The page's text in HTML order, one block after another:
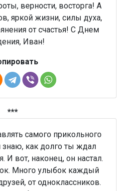
верности, восторга! А
яркой жизни, силы духа,
от счастья! С Днем
Иван!
***
самого прикольного
как долго ты ждал
И вот, наконец, он настал.
Много улыбок каждый
от одноклассников.